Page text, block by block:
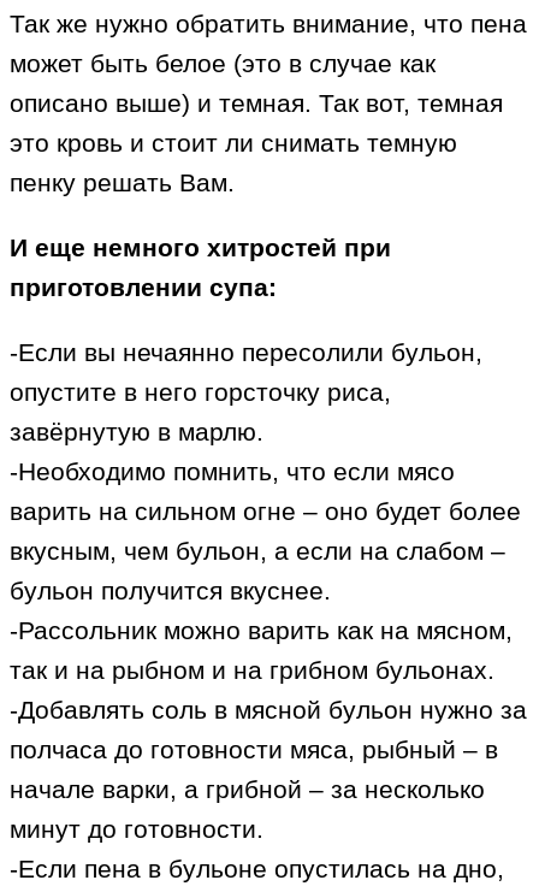
Так же нужно обратить внимание, что пена
может быть белое (это в случае как
описано выше) и темная. Так вот, темная
это кровь и стоит ли снимать темную
пенку решать Вам.
И еще немного хитростей при
приготовлении супа:
-Если вы нечаянно пересолили бульон,
опустите в него горсточку риса,
завёрнутую в марлю.
-Необходимо помнить, что если мясо
варить на сильном огне – оно будет более
вкусным, чем бульон, а если на слабом –
бульон получится вкуснее.
-Рассольник можно варить как на мясном,
так и на рыбном и на грибном бульонах.
-Добавлять соль в мясной бульон нужно за
полчаса до готовности мяса, рыбный – в
начале варки, а грибной – за несколько
минут до готовности.
-Если пена в бульоне опустилась на дно,